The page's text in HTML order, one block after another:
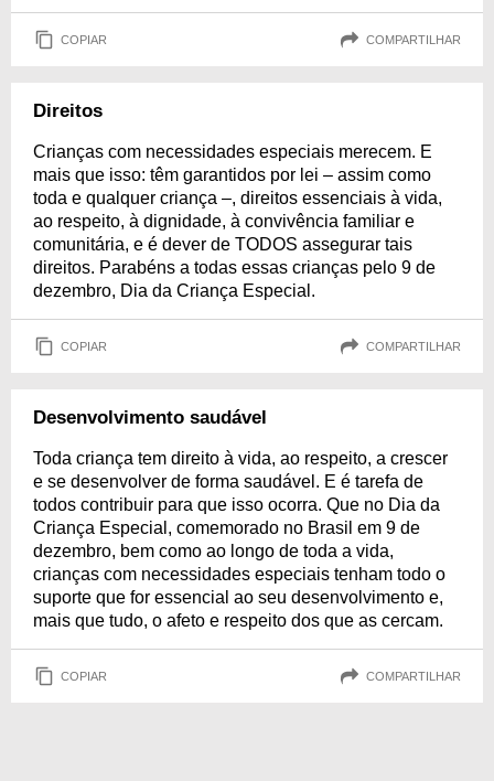
COPIAR COMPARTILHAR
Direitos
Crianças com necessidades especiais merecem. E
mais que isso: têm garantidos por lei – assim como
toda e qualquer criança –, direitos essenciais à vida,
ao respeito, à dignidade, à convivência familiar e
comunitária, e é dever de TODOS assegurar tais
direitos. Parabéns a todas essas crianças pelo 9 de
dezembro, Dia da Criança Especial.
COPIAR COMPARTILHAR
Desenvolvimento saudável
Toda criança tem direito à vida, ao respeito, a crescer
e se desenvolver de forma saudável. E é tarefa de
todos contribuir para que isso ocorra. Que no Dia da
Criança Especial, comemorado no Brasil em 9 de
dezembro, bem como ao longo de toda a vida,
crianças com necessidades especiais tenham todo o
suporte que for essencial ao seu desenvolvimento e,
mais que tudo, o afeto e respeito dos que as cercam.
COPIAR COMPARTILHAR